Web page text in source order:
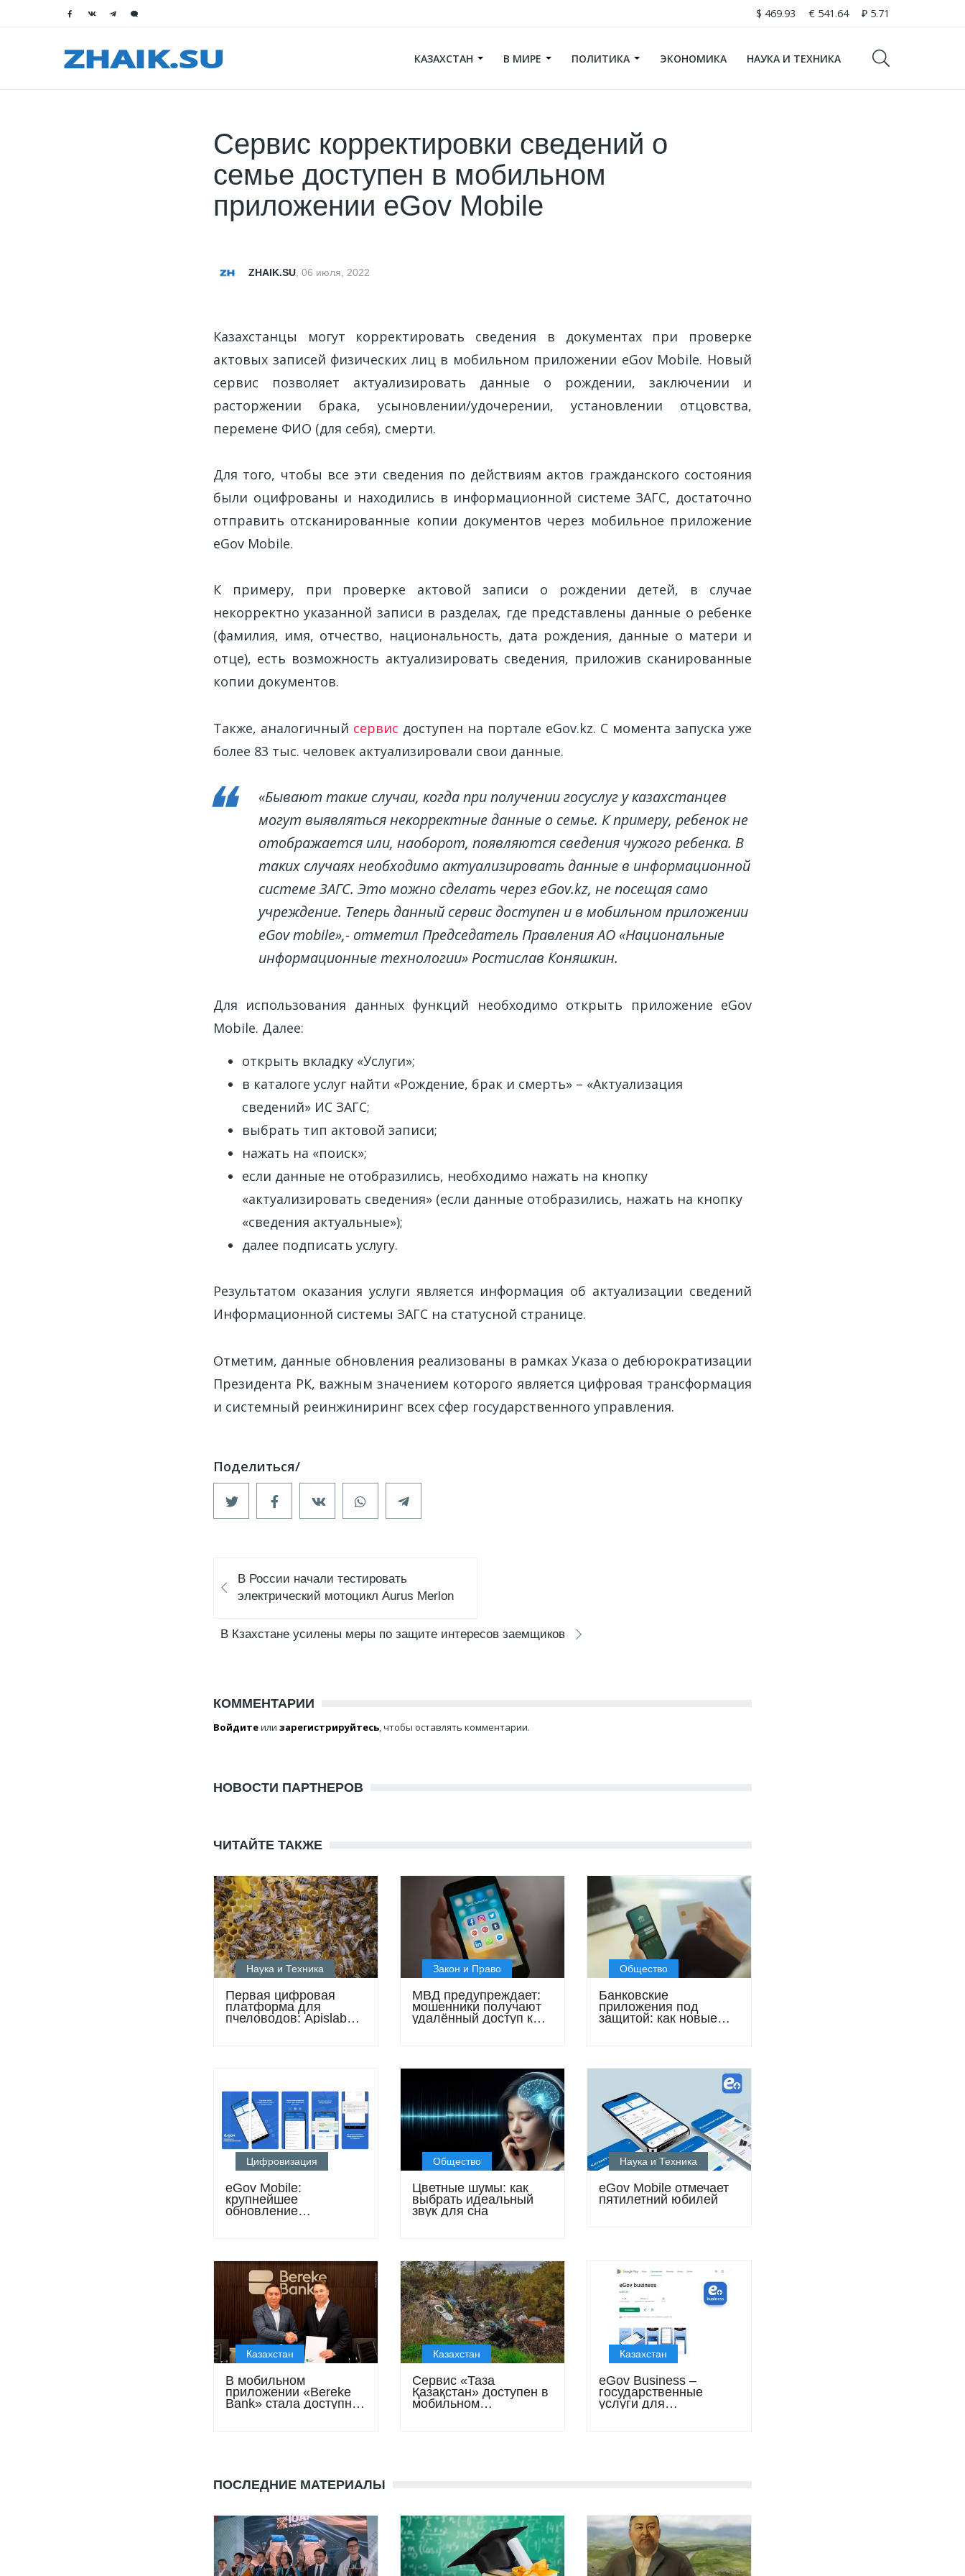
$ 469.93 € 541.64 ₽ 5.71
КАЗАХСТАН В МИРЕ ПОЛИТИКА ЭКОНОМИКА НАУКА И ТЕХНИКА
Сервис корректировки сведений о
семье доступен в мобильном
приложении eGov Mobile
ZHAIK.SU, 06 июля, 2022
Казахстанцы могут корректировать сведения в документах при проверке
актовых записей физических лиц в мобильном приложении eGov Mobile. Новый
сервис позволяет актуализировать данные о рождении, заключении и
расторжении брака, усыновлении/удочерении, установлении отцовства,
перемене ФИО (для себя), смерти.
Для того, чтобы все эти сведения по действиям актов гражданского состояния
были оцифрованы и находились в информационной системе ЗАГС, достаточно
отправить отсканированные копии документов через мобильное приложение
eGov Mobile.
К примеру, при проверке актовой записи о рождении детей, в случае
некорректно указанной записи в разделах, где представлены данные о ребенке
(фамилия, имя, отчество, национальность, дата рождения, данные о матери и
отце), есть возможность актуализировать сведения, приложив сканированные
копии документов.
Также, аналогичный сервис доступен на портале eGov.kz. С момента запуска уже
более 83 тыс. человек актуализировали свои данные.
«Бывают такие случаи, когда при получении госуслуг у казахстанцев
могут выявляться некорректные данные о семье. К примеру, ребенок не
отображается или, наоборот, появляются сведения чужого ребенка. В
таких случаях необходимо актуализировать данные в информационной
системе ЗАГС. Это можно сделать через eGov.kz, не посещая само
учреждение. Теперь данный сервис доступен и в мобильном приложении
eGov mobile»,- отметил Председатель Правления АО «Национальные
информационные технологии» Ростислав Коняшкин.
Для использования данных функций необходимо открыть приложение eGov
Mobile. Далее:
открыть вкладку «Услуги»;
в каталоге услуг найти «Рождение, брак и смерть» – «Актуализация
сведений» ИС ЗАГС;
выбрать тип актовой записи;
нажать на «поиск»;
если данные не отобразились, необходимо нажать на кнопку
«актуализировать сведения» (если данные отобразились, нажать на кнопку
«сведения актуальные»);
далее подписать услугу.
Результатом оказания услуги является информация об актуализации сведений
Информационной системы ЗАГС на статусной странице.
Отметим, данные обновления реализованы в рамках Указа о дебюрократизации
Президента РК, важным значением которого является цифровая трансформация
и системный реинжиниринг всех сфер государственного управления.
В России начали тестировать
электрический мотоцикл Aurus Merlon
В Кзахстане усилены меры по защите интересов заемщиков
КОММЕНТАРИИ
Войдитеили зарегистрируйтесь, чтобы оставлять комментарии.
НОВОСТИ ПАРТНЕРОВ
ЧИТАЙТЕ ТАКЖЕ
Наука и Техника
Первая цифровая
платформа для
пчеловодов: Apislab
Закон и Право
МВД предупреждает:
мошенники получают
удалённый доступ к
Общество
Банковские
приложения под
защитой: как новые
Цифровизация
eGov Mobile:
крупнейшее
обновление
Общество
Цветные шумы: как
выбрать идеальный
звук для сна
Наука и Техника
eGov Mobile отмечает
пятилетний юбилей
Казахстан
В мобильном
приложении «Bereke
Bank» стала доступна
Казахстан
Сервис «Таза
Қазақстан» доступен в
мобильном
Казахстан
eGov Business –
государственные
услуги для
ПОСЛЕДНИЕ МАТЕРИАЛЫ